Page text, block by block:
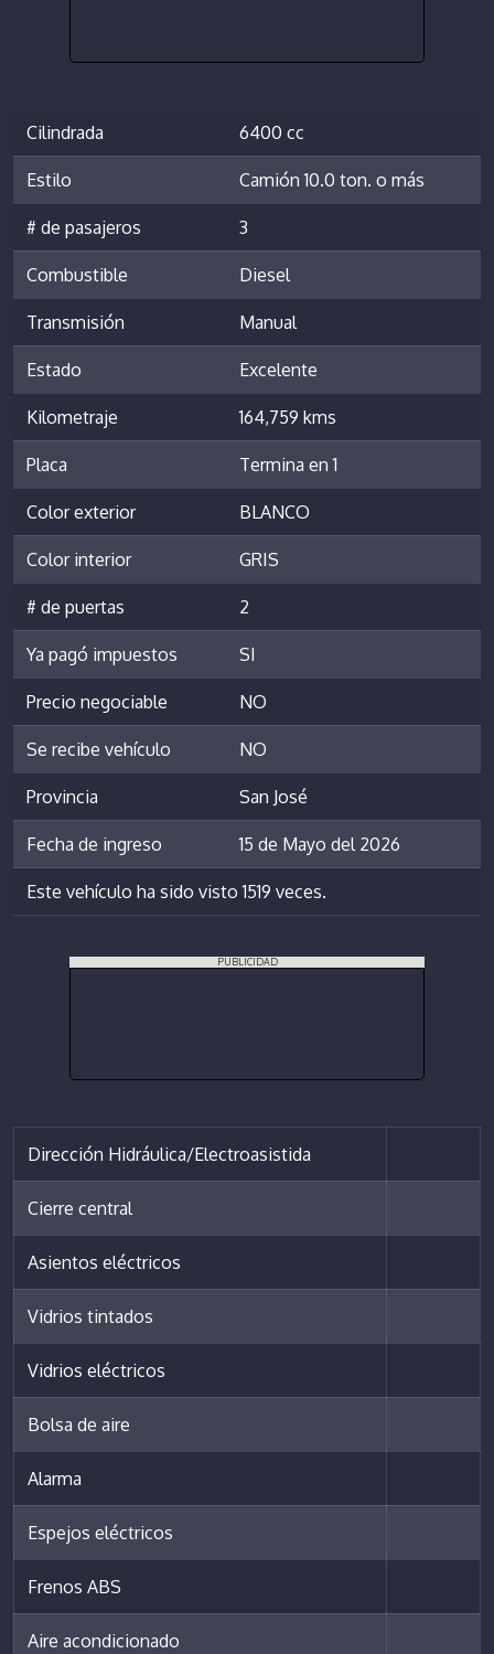
Cilindrada 6400 cc
Estilo Camión 10.0 ton. o más
# de pasajeros 3
Combustible Diesel
Transmisión Manual
Estado Excelente
Kilometraje 164,759 kms
Placa Termina en 1
Color exterior BLANCO
Color interior GRIS
# de puertas 2
Ya pagó impuestos SI
Precio negociable NO
Se recibe vehículo NO
Provincia San José
Fecha de ingreso 15 de Mayo del 2026
Este vehículo ha sido visto 1519 veces.
PUBLICIDAD
Dirección Hidráulica/Electroasistida
Cierre central
Asientos eléctricos
Vidrios tintados
Vidrios eléctricos
Bolsa de aire
Alarma
Espejos eléctricos
Frenos ABS
Aire acondicionado